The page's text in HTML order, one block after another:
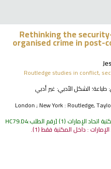
Rethinking the
organised crime in
Routledge studies in conflict,
طباعة؛ الشكل الأدبي: غير أدبي
London ; New York : Routledge,
اتحاد الإمارات (1) رقم الطلب:HC79.D4
الإمارات : داخل المكتبة فقط(1).